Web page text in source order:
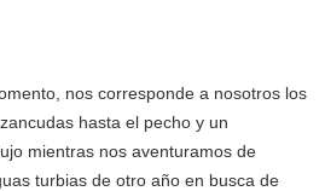
nos corresponde a nosotros los
hasta el pecho y un
mientras nos aventuramos de
turbias de otro año en busca de